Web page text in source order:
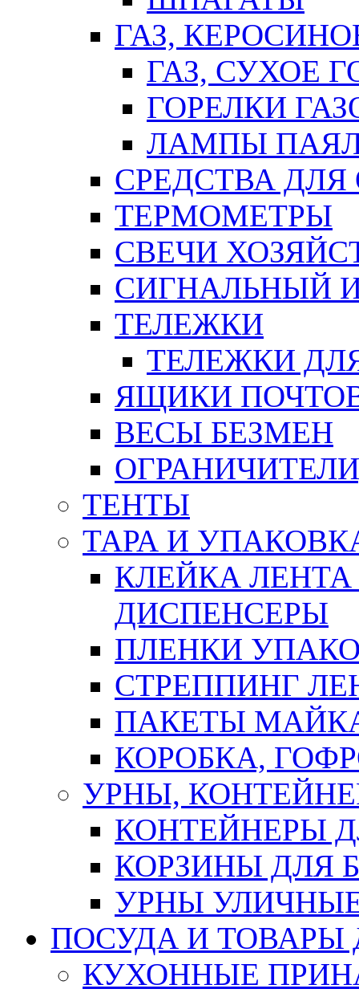
ГАЗ,
ГАЗ, СУХОЕ
ГОРЕЛКИ
ЛАМПЫ
СРЕДСТВА
ТЕРМОМЕТРЫ
СВЕЧИ
СИГНАЛЬНЫЙ
ТЕЛЕЖКИ
ТЕЛЕЖКИ
ЯЩИКИ
ВЕСЫ БЕЗМЕН
ТЕНТЫ
ТАРА И
КЛЕЙКА
ДИСПЕНСЕРЫ
ПЛЕНКИ
СТРЕППИНГ
ПАКЕТЫ
КОРОБКА,
УРНЫ,
КОНТЕЙНЕРЫ
КОРЗИНЫ ДЛЯ
УРНЫ
ПОСУДА И ТОВАРЫ
КУХОННЫЕ